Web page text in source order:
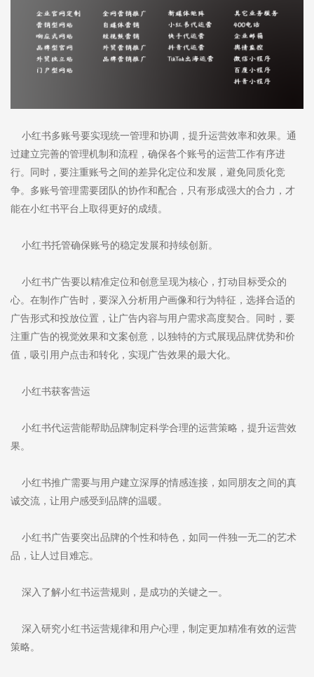
小红书多账号要实现统一管理和协调，提升运营效率和效果。通
过建立完善的管理机制和流程，确保各个账号的运营工作有序进
行。同时，要注重账号之间的差异化定位和发展，避免同质化竞
争。多账号管理需要团队的协作和配合，只有形成强大的合力，才
能在小红书平台上取得更好的成绩。
小红书托管确保账号的稳定发展和持续创新。
小红书广告要以精准定位和创意呈现为核心，打动目标受众的
心。在制作广告时，要深入分析用户画像和行为特征，选择合适的
广告形式和投放位置，让广告内容与用户需求高度契合。同时，要
注重广告的视觉效果和文案创意，以独特的方式展现品牌优势和价
值，吸引用户点击和转化，实现广告效果的最大化。
小红书获客营运
小红书代运营能帮助品牌制定科学合理的运营策略，提升运营效
果。
小红书推广需要与用户建立深厚的情感连接，如同朋友之间的真
诚交流，让用户感受到品牌的温暖。
小红书广告要突出品牌的个性和特色，如同一件独一无二的艺术
品，让人过目难忘。
深入了解小红书运营规则，是成功的关键之一。
深入研究小红书运营规律和用户心理，制定更加精准有效的运营
策略。